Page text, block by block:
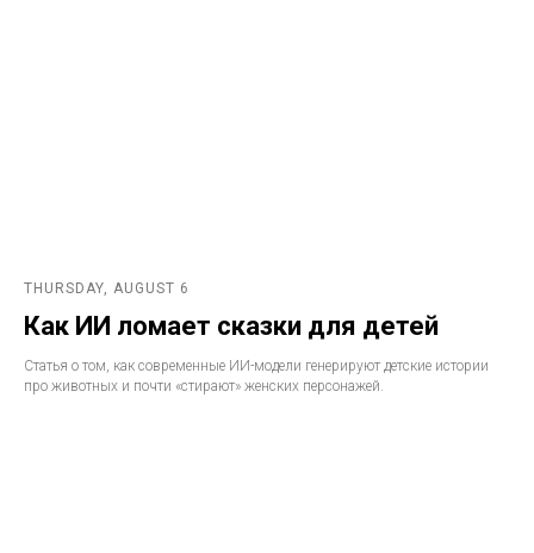
THURSDAY, AUGUST 6
Как ИИ ломает сказки для детей
Статья о том, как современные ИИ-модели генерируют детские истории
про животных и почти «стирают» женских персонажей.